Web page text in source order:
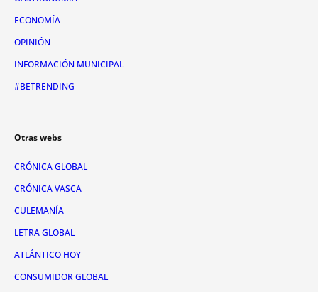
ECONOMÍA
OPINIÓN
INFORMACIÓN MUNICIPAL
#BETRENDING
Otras webs
CRÓNICA GLOBAL
CRÓNICA VASCA
CULEMANÍA
LETRA GLOBAL
ATLÁNTICO HOY
CONSUMIDOR GLOBAL